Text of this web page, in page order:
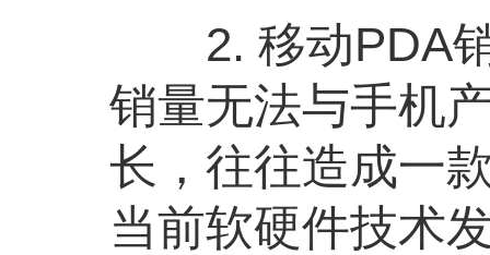
2. 移动PDA销
销量无法与手机
长，往往造成一
当前软硬件技术